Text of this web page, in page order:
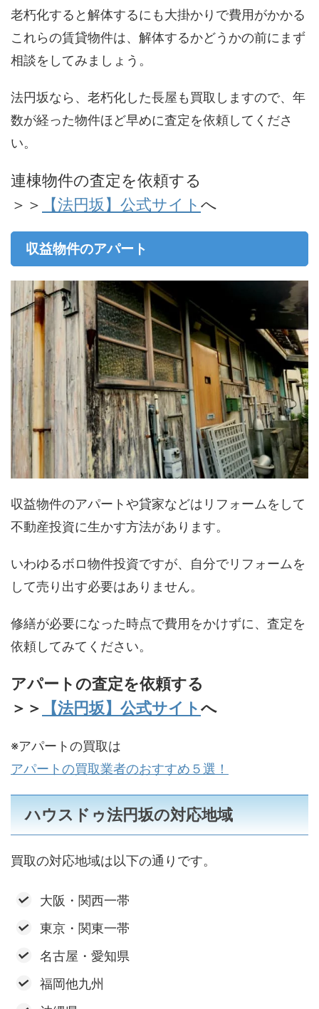
老朽化すると解体するにも大掛かりで費用がかかる
これらの賃貸物件は、解体するかどうかの前にまず
相談をしてみましょう。
法円坂なら、老朽化した長屋も買取しますので、年
数が経った物件ほど早めに査定を依頼してくださ
い。
連棟物件の査定を依頼する
＞＞
【法円坂】公式サイト へ
収益物件のアパート
収益物件のアパートや貸家などはリフォームをして
不動産投資に生かす方法があります。
いわゆるボロ物件投資ですが、自分でリフォームを
して売り出す必要はありません。
修繕が必要になった時点で費用をかけずに、査定を
依頼してみてください。
アパートの査定を依頼する
＞＞
【法円坂】公式サイトへ
※アパートの買取は
アパートの買取業者のおすすめ５選！
ハウスドゥ法円坂の対応地域
買取の対応地域は以下の通りです。
大阪・関西一帯
東京・関東一帯
名古屋・愛知県
福岡他九州